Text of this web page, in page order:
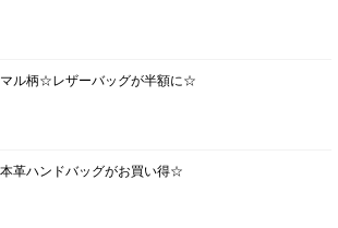
ル柄☆レザーバッグが半額に☆
革ハンドバッグがお買い得☆